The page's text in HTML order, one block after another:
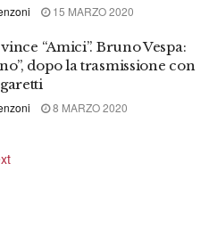
15 MARZO 2020
“Amici”. Bruno Vespa:
dopo la trasmissione con
8 MARZO 2020